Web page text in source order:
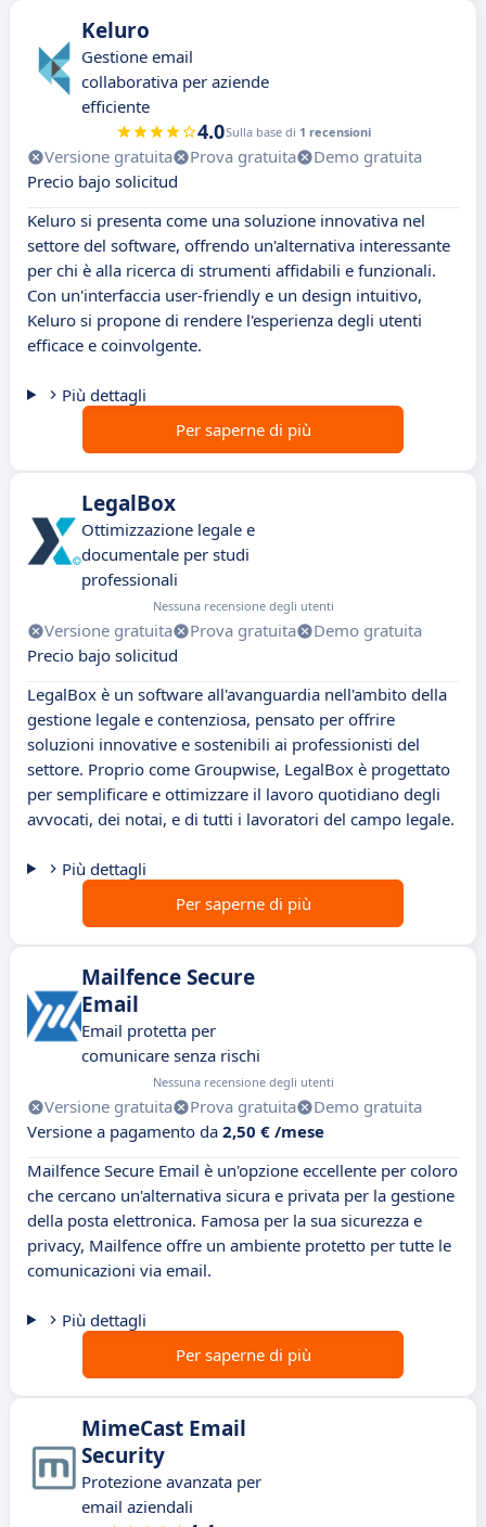
Keluro
Gestione email
collaborativa per aziende
efficiente
4.0Sulla base di 1 recensioni
Versione gratuita Prova gratuita
Demo gratuita
Precio bajo solicitud
Keluro si presenta come una soluzione innovativa nel
settore del software, offrendo un'alternativa interessante
per chi è alla ricerca di strumenti affidabili e funzionali.
Con un'interfaccia user-friendly e un design intuitivo,
Keluro si propone di rendere l'esperienza degli utenti
efficace e coinvolgente.
Più dettagli
Per saperne di più
LegalBox
Ottimizzazione legale e
documentale per studi
professionali
Nessuna recensione degli utenti
Versione gratuita Prova gratuita
Demo gratuita
Precio bajo solicitud
LegalBox è un software all'avanguardia nell'ambito della
gestione legale e contenziosa, pensato per offrire
soluzioni innovative e sostenibili ai professionisti del
settore. Proprio come Groupwise, LegalBox è progettato
per semplificare e ottimizzare il lavoro quotidiano degli
avvocati, dei notai, e di tutti i lavoratori del campo legale.
Più dettagli
Per saperne di più
Mailfence Secure
Email
Email protetta per
comunicare senza rischi
Nessuna recensione degli utenti
Versione gratuita Prova gratuita
Demo gratuita
Versione a pagamento da 2,50 € /mese
Mailfence Secure Email è un'opzione eccellente per coloro
che cercano un'alternativa sicura e privata per la gestione
della posta elettronica. Famosa per la sua sicurezza e
privacy, Mailfence offre un ambiente protetto per tutte le
comunicazioni via email.
Più dettagli
Per saperne di più
MimeCast Email
Security
Protezione avanzata per
email aziendali